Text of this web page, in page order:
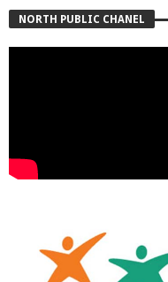
NORTH PUBLIC CHANEL